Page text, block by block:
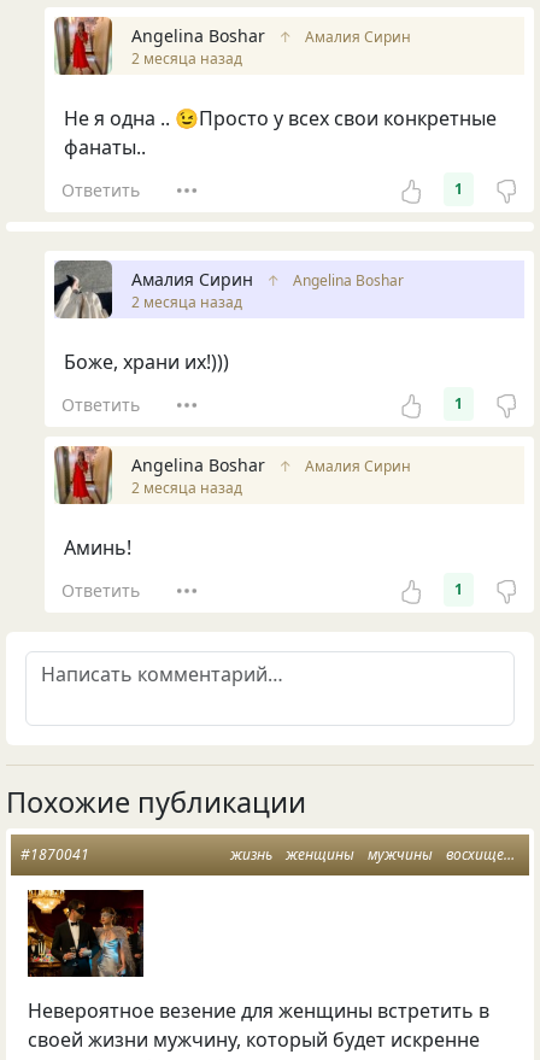
Angelina Boshar ↑
Амалия Сирин
2 месяца назад
Не я одна .. 😉Просто у всех свои конкретные
фанаты..
Ответить 1
Амалия Сирин ↑
Angelina Boshar
2 месяца назад
Боже, храни их!)))
Ответить 1
Angelina Boshar ↑
Амалия Сирин
2 месяца назад
Аминь!
Ответить 1
Похожие публикации
жизнь женщины мужчины восхищение
#1870041
Невероятное везение для женщины встретить в
своей жизни мужчину, который будет искренне